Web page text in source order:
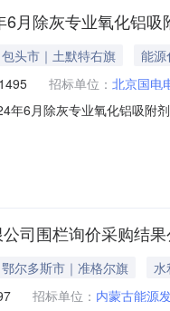
月除灰专业氧化铝
头市｜土默特右旗 能源
招标单位： 北京国电
年6月除灰专业氧化铝吸附
收单位：国能物资内蒙古
司围栏询价采购结
尔多斯市｜准格尔旗
招标单位： 内蒙古能源